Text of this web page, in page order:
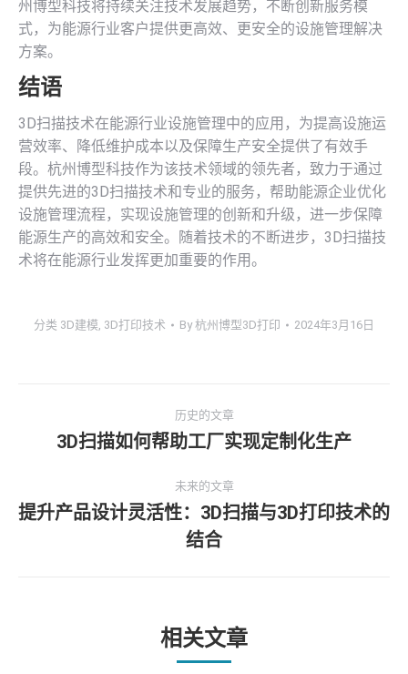
州博型科技将持续关注技术发展趋势，不断创新服务模
式，为能源行业客户提供更高效、更安全的设施管理解决
方案。
结语
3D扫描技术在能源行业设施管理中的应用，为提高设施运
营效率、降低维护成本以及保障生产安全提供了有效手
段。杭州博型科技作为该技术领域的领先者，致力于通过
提供先进的3D扫描技术和专业的服务，帮助能源企业优化
设施管理流程，实现设施管理的创新和升级，进一步保障
能源生产的高效和安全。随着技术的不断进步，3D扫描技
术将在能源行业发挥更加重要的作用。
分类 3D建模, 3D打印技术 By杭州博型3D打印 2024年3月16日
航
历史的文章
历
的
文
章：
3D扫描如何帮助工厂实现定制化生产
未来的文章
未
来
提升产品设计灵活性：3D扫描与3D打印技术的
结合
相关文章